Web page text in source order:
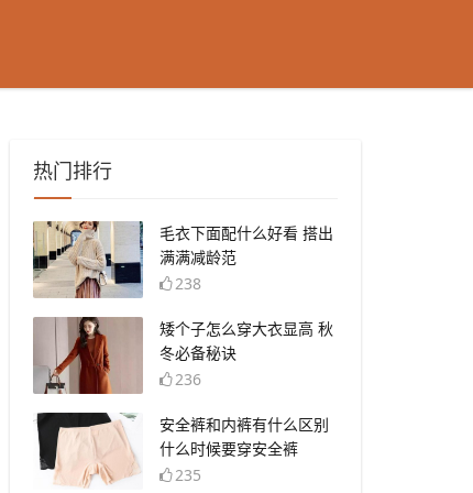
热门排行
​毛衣下面配什么好看 搭出
满满减龄范
238
​矮个子怎么穿大衣显高 秋
冬必备秘诀
236
​安全裤和内裤有什么区别
什么时候要穿安全裤
235